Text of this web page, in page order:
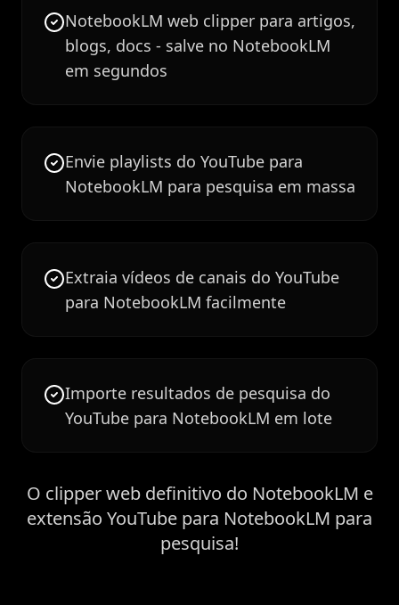
NotebookLM web clipper para artigos,
blogs, docs - salve no NotebookLM
em segundos
Envie playlists do YouTube para
NotebookLM para pesquisa em massa
Extraia vídeos de canais do YouTube
para NotebookLM facilmente
Importe resultados de pesquisa do
YouTube para NotebookLM em lote
O clipper web definitivo do NotebookLM e
extensão YouTube para NotebookLM para
pesquisa!